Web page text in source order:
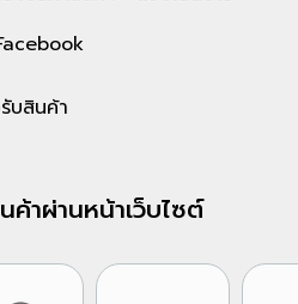
บสินค้า
าผ่านหน้าเว็บไซต์